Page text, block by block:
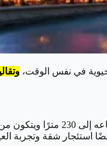
في نفس الوقت،
شقة وتجربة العيش في إحدى